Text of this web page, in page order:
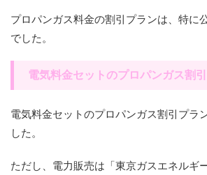
プロパンガス料金の割引プランは、特に
でした。
電気料金セットのプロパンガス割
電気料金セットのプロパンガス割引プラ
した。
ただし、電力販売は「東京ガスエネルギ